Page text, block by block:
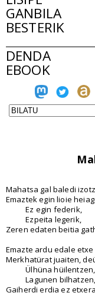
GANBILA
BESTERIK
DENDA
EBOOK
Mahatsa gal baledi
Emaztek egin lioie
Ez egin federik,
Ezpeita legerik,
Zeren edaten beitia
Emazte ardu edale
Merkhatürat juaiten,
Ülhüna hüilentzen,
Lagunen bilhatzen,
Gaiherdi erdia ez